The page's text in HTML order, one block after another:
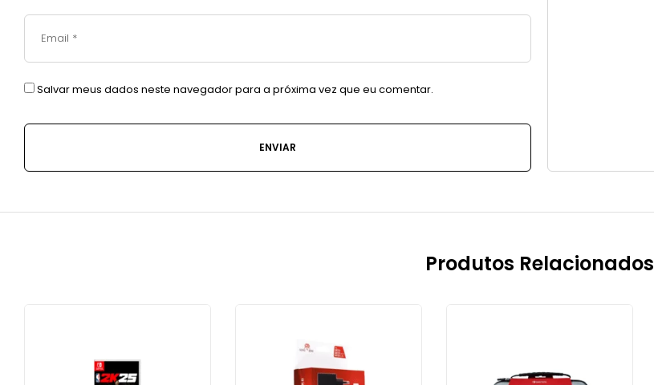
Salvar meus dados neste navegador para a próxima vez que eu comentar.
Produtos Relacionados